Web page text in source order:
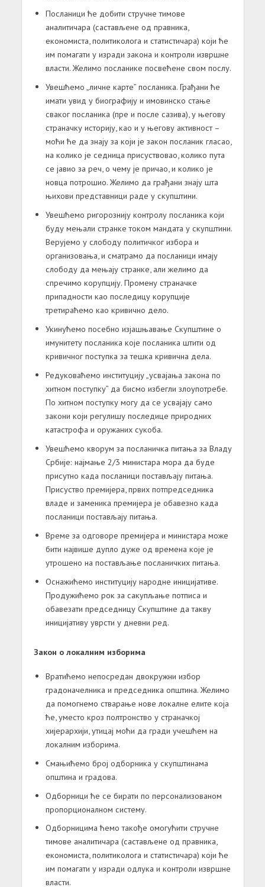
Посланици ће добити стручне тимове
аналитичара (састављене од правника,
економиста, политиколога и статистичара) који ће
им помагати у изради закона и контроли извршне
власти. Желимо посланике посвећене свом послу.
Увешћемо „личне карте” посланика. Грађани ће
имати увид у биографију и имовинско стање
сваког посланика (пре и после сазива), у његову
страначку историју, као и у његову активност –
моћи ће да знају за који је закон посланик гласао,
на колико је седница присуствовао, колико пута
се јавио за реч, о чему је причао, и колико је
новца потрошио. Желимо да грађани знају шта
њихови представници раде у скупштини.
Увешћемо ригорознију контролу посланика који
буду мењали странке током мандата у скупштини.
Верујемо у слободу политичког избора и
организовања, и сматрамо да посланици имају
слободу да мењају странке, али желимо да
спречимо корупцију. Промену страначке
припадности као последицу корупције
третираћемо као кривично дело.
Укинућемо посебно изјашњавање Скупштине о
имунитету посланика које посланика штити од
кривичног поступка за тешка кривична дела.
Редуковаћемо институцију „усвајања закона по
хитном поступку” да бисмо избегли злоупотребе.
По хитном поступку могу да се усвајају само
закони који регулишу последице природних
катастрофа и оружаних сукоба.
Увешћемо кворум за посланичка питања за Владу
Србије: најмање 2/3 министара мора да буде
присутно када посланици постављају питања.
Присуство премијера, првих потпредседника
владе и заменика премијера је обавезно када
посланици постављају питања.
Време за одговоре премијера и министара може
бити највише дупло дуже од времена које је
утрошено на постављање посланичких питања.
Оснажићемо институцију народне иницијативе.
Продужићемо рок за сакупљање потписа и
обавезати председницу Скупштине да такву
иницијативу уврсти у дневни ред.
Закон о локалним изборима
Вратићемо непосредан двокружни избор
градоначелника и председника општина. Желимо
да помогнемо стварање нове локалне елите која
ће, уместо кроз полтронство у страначкој
хијерархији, утицај моћи да гради учешћем на
локалним изборима.
Смањићемо број одборника у скупштинама
општина и градова.
Одборници ће се бирати по персонализованом
пропорционалном систему.
Одборницима ћемо такође омогућити стручне
тимове аналитичара (састављене од правника,
економиста, политиколога и статистичара) који ће
им помагати у изради одлука и контроли извршне
власти.